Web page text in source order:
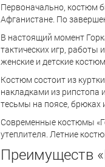
Первоначально, костюм
Афганистане. По
В настоящий момент
тактических игр,
женские и детские
Костюм состоит из
накладками из рипстопа
тесьмы на поясе, брюках
Современные костюмы
утеплителя. Летние
Преимуществ